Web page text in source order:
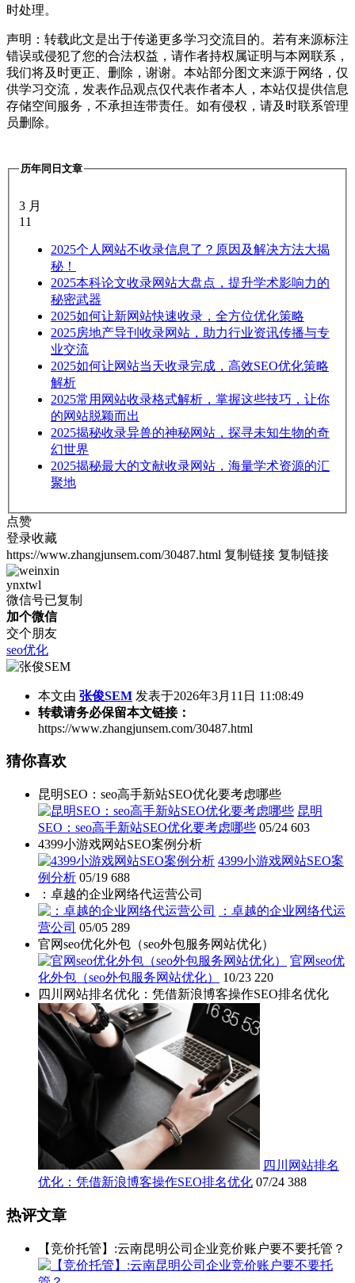
时处理。
声明：转载此文是出于传递更多学习交流目的。若有来源标注
错误或侵犯了您的合法权益，请作者持权属证明与本网联系，
我们将及时更正、删除，谢谢。本站部分图文来源于网络，仅
供学习交流，发表作品观点仅代表作者本人，本站仅提供信息
存储空间服务，不承担连带责任。如有侵权，请及时联系管理
员删除。
历年同日文章
3 月
11
2025个人网站不收录信息了？原因及解决方法大揭
秘！
2025本科论文收录网站大盘点，提升学术影响力的
秘密武器
2025如何让新网站快速收录，全方位优化策略
2025房地产导刊收录网站，助力行业资讯传播与专
业交流
2025如何让网站当天收录完成，高效SEO优化策略
解析
2025常用网站收录格式解析，掌握这些技巧，让你
的网站脱颖而出
2025揭秘收录异兽的神秘网站，探寻未知生物的奇
幻世界
2025揭秘最大的文献收录网站，海量学术资源的汇
聚地
点赞
登录收藏
https://www.zhangjunsem.com/30487.html 复制链接 复制链接
ynxtwl
微信号已复制
加个微信
交个朋友
seo优化
本文由 张俊SEM 发表于2026年3月11日 11:08:49
转载请务必保留本文链接：
https://www.zhangjunsem.com/30487.html
猜你喜欢
昆明SEO：seo高手新站SEO优化要考虑哪些
昆明
SEO：seo高手新站SEO优化要考虑哪些 05/24 603
4399小游戏网站SEO案例分析
4399小游戏网站SEO案
例分析 05/19 688
：卓越的企业网络代运营公司
：卓越的企业网络代运
营公司 05/05 289
官网seo优化外包（seo外包服务网站优化）
官网seo优
化外包（seo外包服务网站优化）
10/23 220
四川网站排名优化：凭借新浪博客操作SEO排名优化
四川网站排名
优化：凭借新浪博客操作SEO排名优化 07/24 388
热评文章
【竞价托管】:云南昆明公司企业竞价账户要不要托管？